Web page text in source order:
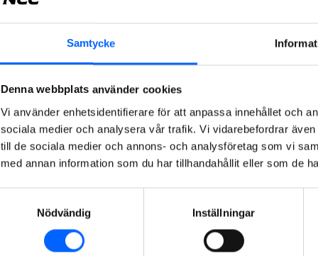
Samtycke
Denna webbplats använder cookies
Vi använder enhetsidentifierare för att anpassa innehållet och
sociala medier och analysera vår trafik. Vi vidarebefordrar
till de sociala medier och annons- och analysföretag som vi
med annan information som du har tillhandahållit eller som de
Nödvändig
Inställningar
uppdrag i
staden,
Christer
i Västerås
stad.